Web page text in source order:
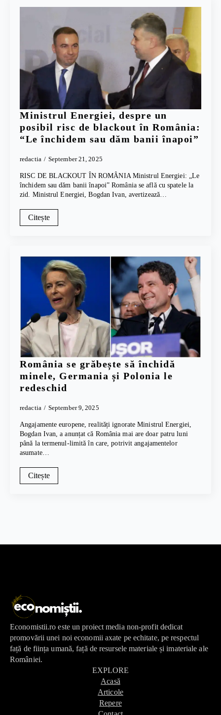
Ministrul Energiei, despre un
posibil risc de blackout în România:
“Le închidem sau dăm banii înapoi”
redactia September 21, 2025
RISC DE BLACKOUT ÎN ROMÂNIA Ministrul Energiei: „Le
închidem sau dăm banii înapoi” România se află cu spatele la
zid. Ministrul Energiei, Bogdan Ivan, avertizează…
Citește
România se grăbește să închidă
minele, Germania și Polonia le
redeschid
redactia September 9, 2025
Angajamente europene, realități ignorate Ministrul Energiei,
Bogdan Ivan, a anunțat că România mai are doar patru luni
până la termenul-limită în care, potrivit angajamentelor
asumate…
Citește
Economistii.ro este un proiect media non-profit dedicat
promovării unei noi economii axate pe echitate, pe respectul
față de ființa umană, față de resursele materiale și imateriale ale
României.
EXPLORE
Acasă
Articole
Repere